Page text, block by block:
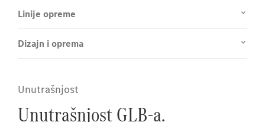
Linije opreme
Dizajn i oprema
Unutrašnjost
Unutrašnjost GLB-a.